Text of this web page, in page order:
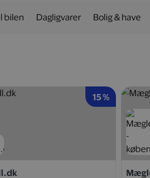
bilen Dagligvarer Bolig & have
15 %